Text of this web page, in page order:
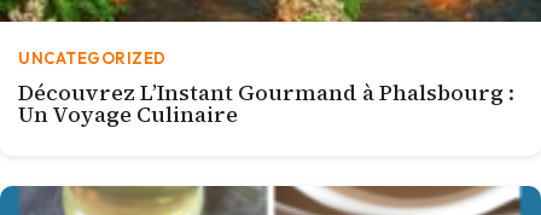
UNCATEGORIZED
Découvrez L’Instant Gourmand à Phalsbourg :
Un Voyage Culinaire